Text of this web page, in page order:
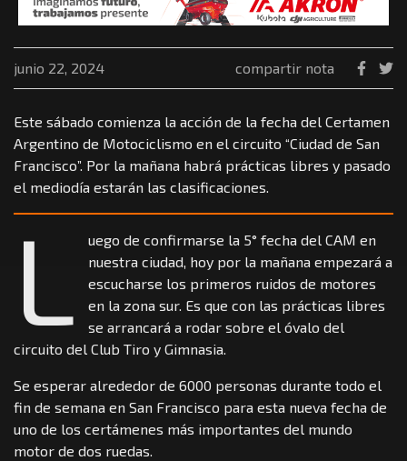
junio 22, 2024 compartir nota
Este sábado comienza la acción de la fecha del Certamen
Argentino de Motociclismo en el circuito “Ciudad de San
Francisco”. Por la mañana habrá prácticas libres y pasado
el mediodía estarán las clasificaciones.
L
uego de confirmarse la 5° fecha del CAM en
nuestra ciudad, hoy por la mañana empezará a
escucharse los primeros ruidos de motores
en la zona sur. Es que con las prácticas libres
se arrancará a rodar sobre el óvalo del
circuito del Club Tiro y Gimnasia.
Se esperar alrededor de 6000 personas durante todo el
fin de semana en San Francisco para esta nueva fecha de
uno de los certámenes más importantes del mundo
motor de dos ruedas.